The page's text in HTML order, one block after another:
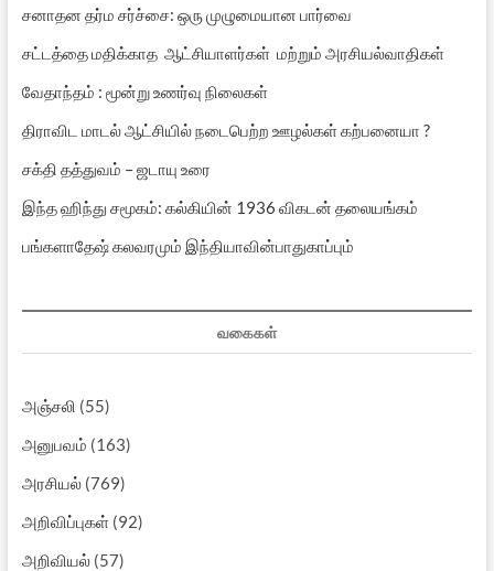
சனாதன தர்ம சர்ச்சை: ஒரு முழுமையான பார்வை
சட்டத்தை மதிக்காத ஆட்சியாளர்கள் மற்றும் அரசியல்வாதிகள்
வேதாந்தம் : மூன்று உணர்வு நிலைகள்
திராவிட மாடல் ஆட்சியில் நடைபெற்ற ஊழல்கள் கற்பனையா ?
சக்தி தத்துவம் – ஜடாயு உரை
இந்த ஹிந்து சமூகம்: கல்கியின் 1936 விகடன் தலையங்கம்
பங்களாதேஷ் கலவரமும் இந்தியாவின்பாதுகாப்பும்
வகைகள்
அஞ்சலி (55)
அனுபவம் (163)
அரசியல்(769)
அறிவிப்புகள்(92)
அறிவியல்(57)